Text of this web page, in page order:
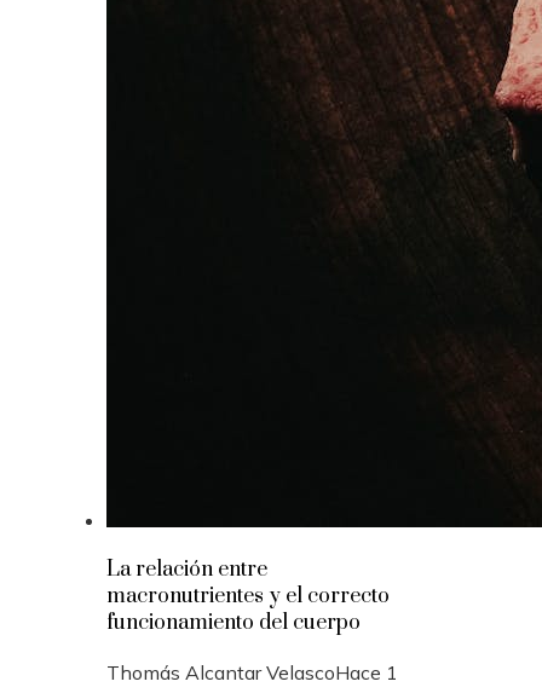
La relación entre
macronutrientes y el correcto
funcionamiento del cuerpo
Thomás Alcantar VelascoHace 1